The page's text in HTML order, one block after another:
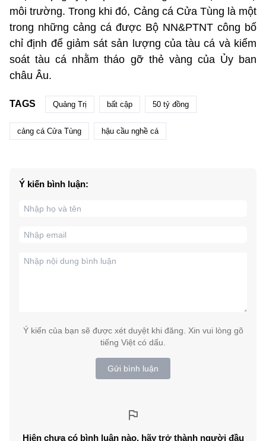
môi trường. Trong khi đó, Cảng cá Cửa Tùng là một
trong những cảng cá được Bộ NN&PTNT công bố
chỉ định để giảm sát sản lượng của tàu cá và kiểm
soát tàu cá nhằm tháo gỡ thẻ vàng của Ủy ban
châu Âu.
TAGS Quảng Trị bất cập 50 tỷ đồng
cảng cá Cửa Tùng hậu cầu nghề cá
Ý kiến bình luận:
Ý kiến của bạn sẽ được xét duyệt khi đăng. Xin vui lòng gõ
tiếng Việt có dấu.
Gửi bình luận
Hiện chưa có bình luận nào, hãy trở thành người đầu